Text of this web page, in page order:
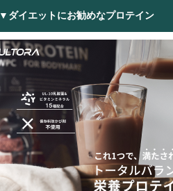
▼ダイエットにお勧めなプロテイン